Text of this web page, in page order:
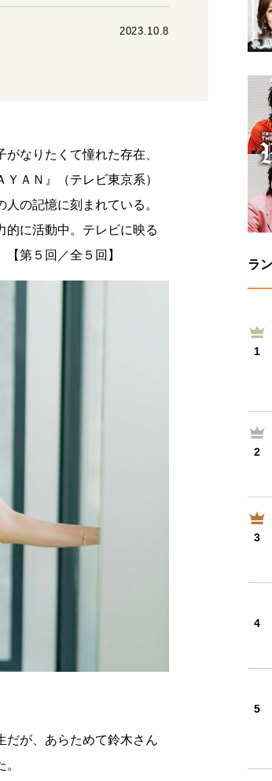
2023.10.8
なりたくて憧れた存在、
ＡＮ』（テレビ東京系）
の記憶に刻まれている。
的に活動中。テレビに映る
第５回／全５回】
が、あらためて鈴木さん
ラ
1
2
3
4
5